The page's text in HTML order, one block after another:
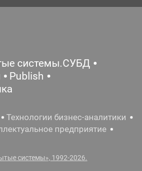
системы.СУБД
Publish
Технологии бизнес-аналитики
предприятие
системы», 1992-2026.